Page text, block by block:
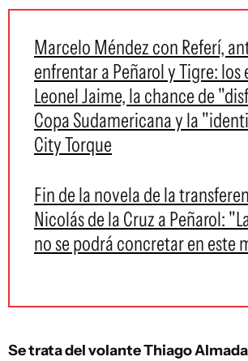
Marcelo Méndez con Referí,
enfrentar a Peñarol y Tigre: los
Leonel Jaime, la chance de
Copa Sudamericana y la
City Torque
Fin de la novela de la
Nicolás de la Cruz a Peñarol:
no se podrá concretar en este
Se trata del volante Thiago Almada